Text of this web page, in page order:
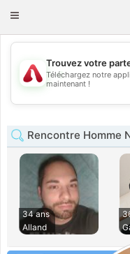
Toggle
💖
Trouvez votre
Téléchargez notre
maintenant !
Rencontre Homme
34 ans
Alland